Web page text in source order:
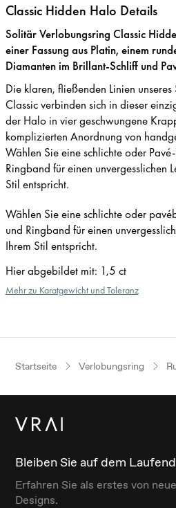
Classic Hidden Halo Details
Solitär Verlobungsring Classic
einer Fassung aus Platin, einem
Diamanten im Brillant-Schliff und
Die klaren, fließenden Linien
Classic verbinden sich in dieser
der Halo in vier geschwungene
komplizierten Anordnung von
Wählen Sie eine schlichte oder
Ringband für einen unvergesslichen
Stil entspricht.
Wählen Sie eine schlichte oder
und Ringband für einen
Ihrem Stil entspricht.
Hier abgebildet mit: 1,5 ct
Mehr zu Karatgewicht und Toleranz
Startseite Verlobungsring
Bleiben Sie auf dem
Erfahren Sie als erstes von
Designs.